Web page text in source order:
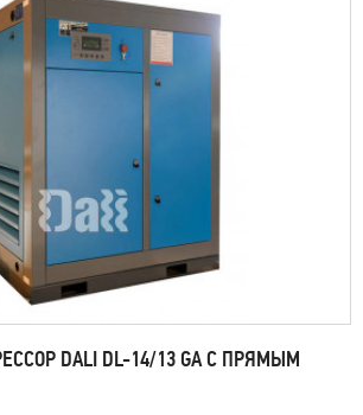
DALI DL-14/13 GA С ПРЯМЫМ